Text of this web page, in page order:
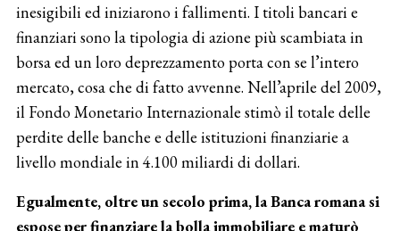
inesigibili ed iniziarono i fallimenti. I titoli bancari e
finanziari sono la tipologia di azione più scambiata in
borsa ed un loro deprezzamento porta con se l’intero
mercato, cosa che di fatto avvenne. Nell’aprile del 2009,
il Fondo Monetario Internazionale stimò il totale delle
perdite delle banche e delle istituzioni finanziarie a
livello mondiale in 4.100 miliardi di dollari.
Egualmente, oltre un secolo prima, la Banca romana si
espose per finanziare la bolla immobiliare e maturò